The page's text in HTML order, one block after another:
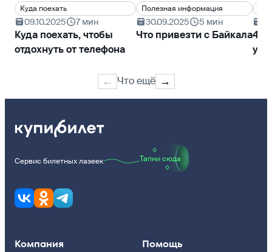
Куда поехать
09.10.2025 7 мин
Куда поехать, чтобы
отдохнуть от телефона
Полезная информация
30.09.2025 5 мин
Что привезти с Байкала4
← Что ещё →
Сервис билетных лазеек Тапни сюда
Компания Помощь